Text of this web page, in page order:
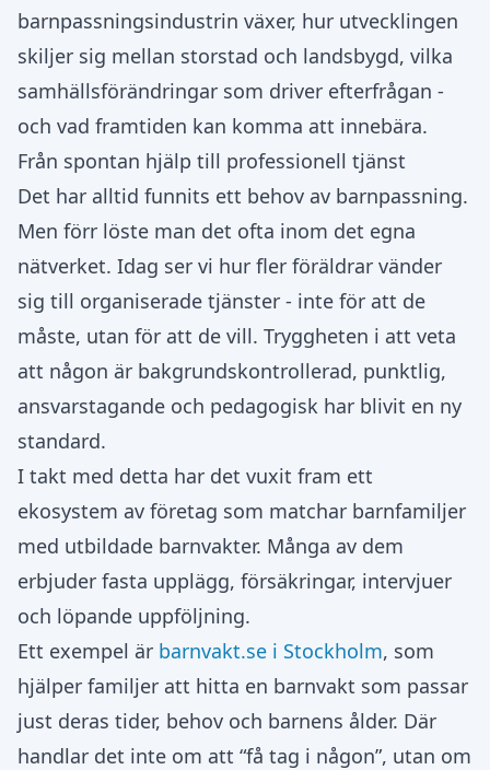
barnpassningsindustrin växer, hur utvecklingen
skiljer sig mellan storstad och landsbygd, vilka
samhällsförändringar som driver efterfrågan -
och vad framtiden kan komma att innebära.
Från spontan hjälp till professionell tjänst
Det har alltid funnits ett behov av barnpassning.
Men förr löste man det ofta inom det egna
nätverket. Idag ser vi hur fler föräldrar vänder
sig till organiserade tjänster - inte för att de
måste, utan för att de vill. Tryggheten i att veta
att någon är bakgrundskontrollerad, punktlig,
ansvarstagande och pedagogisk har blivit en ny
standard.
I takt med detta har det vuxit fram ett
ekosystem av företag som matchar barnfamiljer
med utbildade barnvakter. Många av dem
erbjuder fasta upplägg, försäkringar, intervjuer
och löpande uppföljning.
Ett exempel är barnvakt.se i Stockholm, som
hjälper familjer att hitta en barnvakt som passar
just deras tider, behov och barnens ålder. Där
handlar det inte om att “få tag i någon”, utan om